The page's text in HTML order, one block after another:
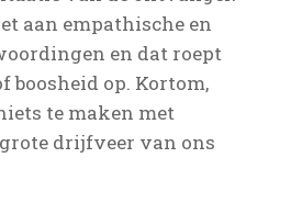
aan empathische en
en dat roept
boosheid op. Kortom,
te maken met
drijfveer van ons